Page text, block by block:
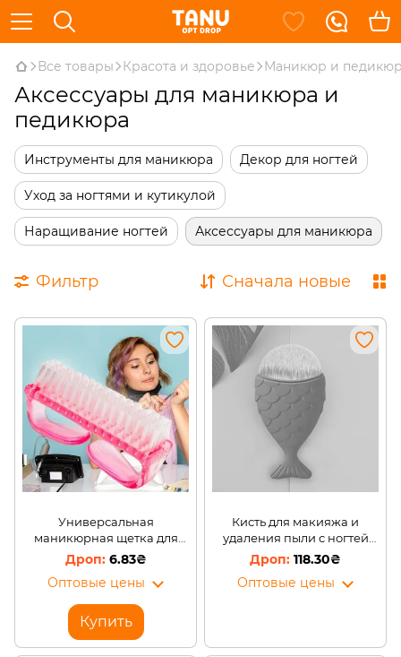
Все товары Красота и здоровье Маникюр и
Аксессуары для маникюра и
педикюра
Инструменты для маникюра Декор для ногтей
Уход за ногтями и кутикулой
Наращивание ногтей Аксессуары для маникюра
Фильтр Сначала новые
Универсальная
маникюрная щетка для
очистки ногтей в
ассортименте.
6.83₴
Оптовые цены
Купить
Кисть для макияжа и
удаления пыли с ногтей
Fish Brushes, Черная (1967)
118.30₴
Оптовые цены